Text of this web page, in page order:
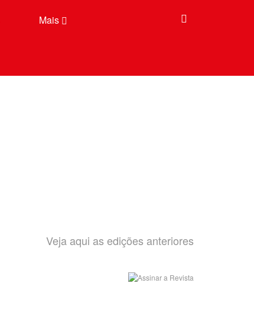
Mais
Veja aqui as edições anteriores